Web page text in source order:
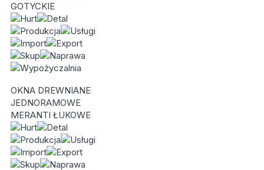
GOTYCKIE
OKNA DREWNIANE
JEDNORAMOWE
MERANTI ŁUKOWE